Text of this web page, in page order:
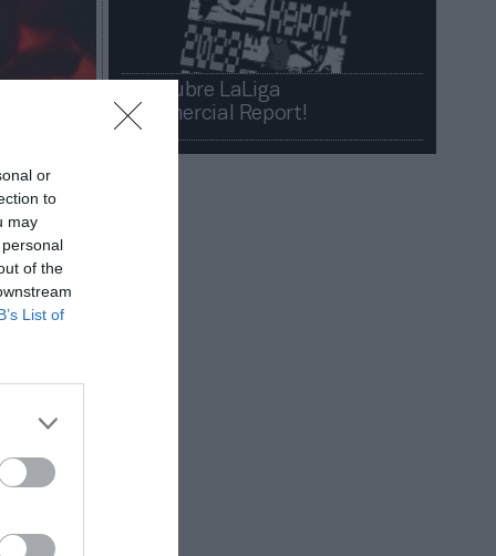
or
to
may
of the
List of
cadena
¡Descubre LaLiga
Commercial Report!​​